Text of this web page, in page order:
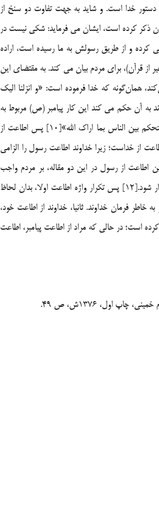
دستور خدا است. و شايد به جهت تفاوت دو سنخ از
طباطبایی در المیزان ذکر کرده است، ايشان مي فرمايد: شكي نيست در
در آنچه را كه وحي كرده و از طريق رسولش به ما رسيده است، اراده
قرآن)، براي مردم بيان مي كند. به مقتضاي اين
همان‌گونه كه خدا فرموده است: «و انزلنا اليك
را درست مي‌داند به آن حكم مي كند اين کار پيامبر (ص) مربوط به
مقام حكومت و قضاوت حضرت مي‌شود، چنانکه آيه شريفه به آن مقام اشاره کرده است: «لتحكم بين الناس بما اراك الله»[10] پس اطاعت از
از خداست؛ زيرا خداوند اطاعت رسول را الزامي
كه مي‌فرمايد:«ما أرسلنا من رسول الاّ ليطاع باذن الله»؛[11] بنابر اين اطاعت از رسول در اين دو مقاله، بر مردم واجب
است. اين معنا (تفاوت مورد اطاعت از خدا و رسول) كه سبب شده است تا امر به اطاعت تكرار شود.[12] پس تکرار واژه اطاعت اولا، بدان لحاظ
فرمان خداوند. ثانيا، خداوند از اطاعت خود،
است؛ در حالي که مراد از اطاعت پيامبر، اطاعت